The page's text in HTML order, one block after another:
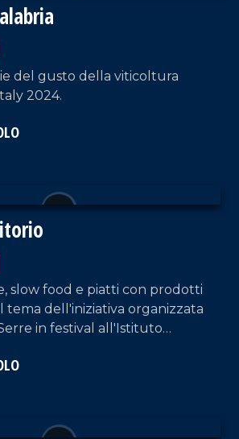
del gusto della viticoltura
2024.
slow food e piatti con prodotti
tema dell'iniziativa organizzata
in festival all'Istituto